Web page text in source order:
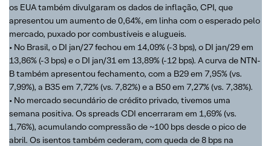
os EUA também divulgaram os dados de inflação, CPI, que
apresentou um aumento de 0,64%, em linha com o esperado pelo
mercado, puxado por combustíveis e alugueis.
• No Brasil, o DI jan/27 fechou em 14,09% (-3 bps), o DI jan/29 em
13,86% (-3 bps) e o DI jan/31 em 13,89% (-12 bps). A curva de NTN-
B também apresentou fechamento, com a B29 em 7,95% (vs.
7,99%), a B35 em 7,72% (vs. 7,82%) e a B50 em 7,27% (vs. 7,38%).
• No mercado secundário de crédito privado, tivemos uma
semana positiva. Os spreads CDI encerraram em 1,69% (vs.
1,76%), acumulando compressão de ~100 bps desde o pico de
abril. Os isentos também cederam, com queda de 8 bps na